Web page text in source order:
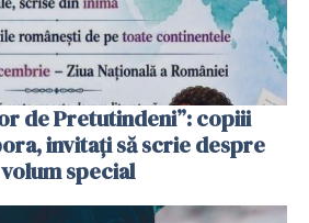
de Pretutindeni”: copiii
invitați să scrie despre
special